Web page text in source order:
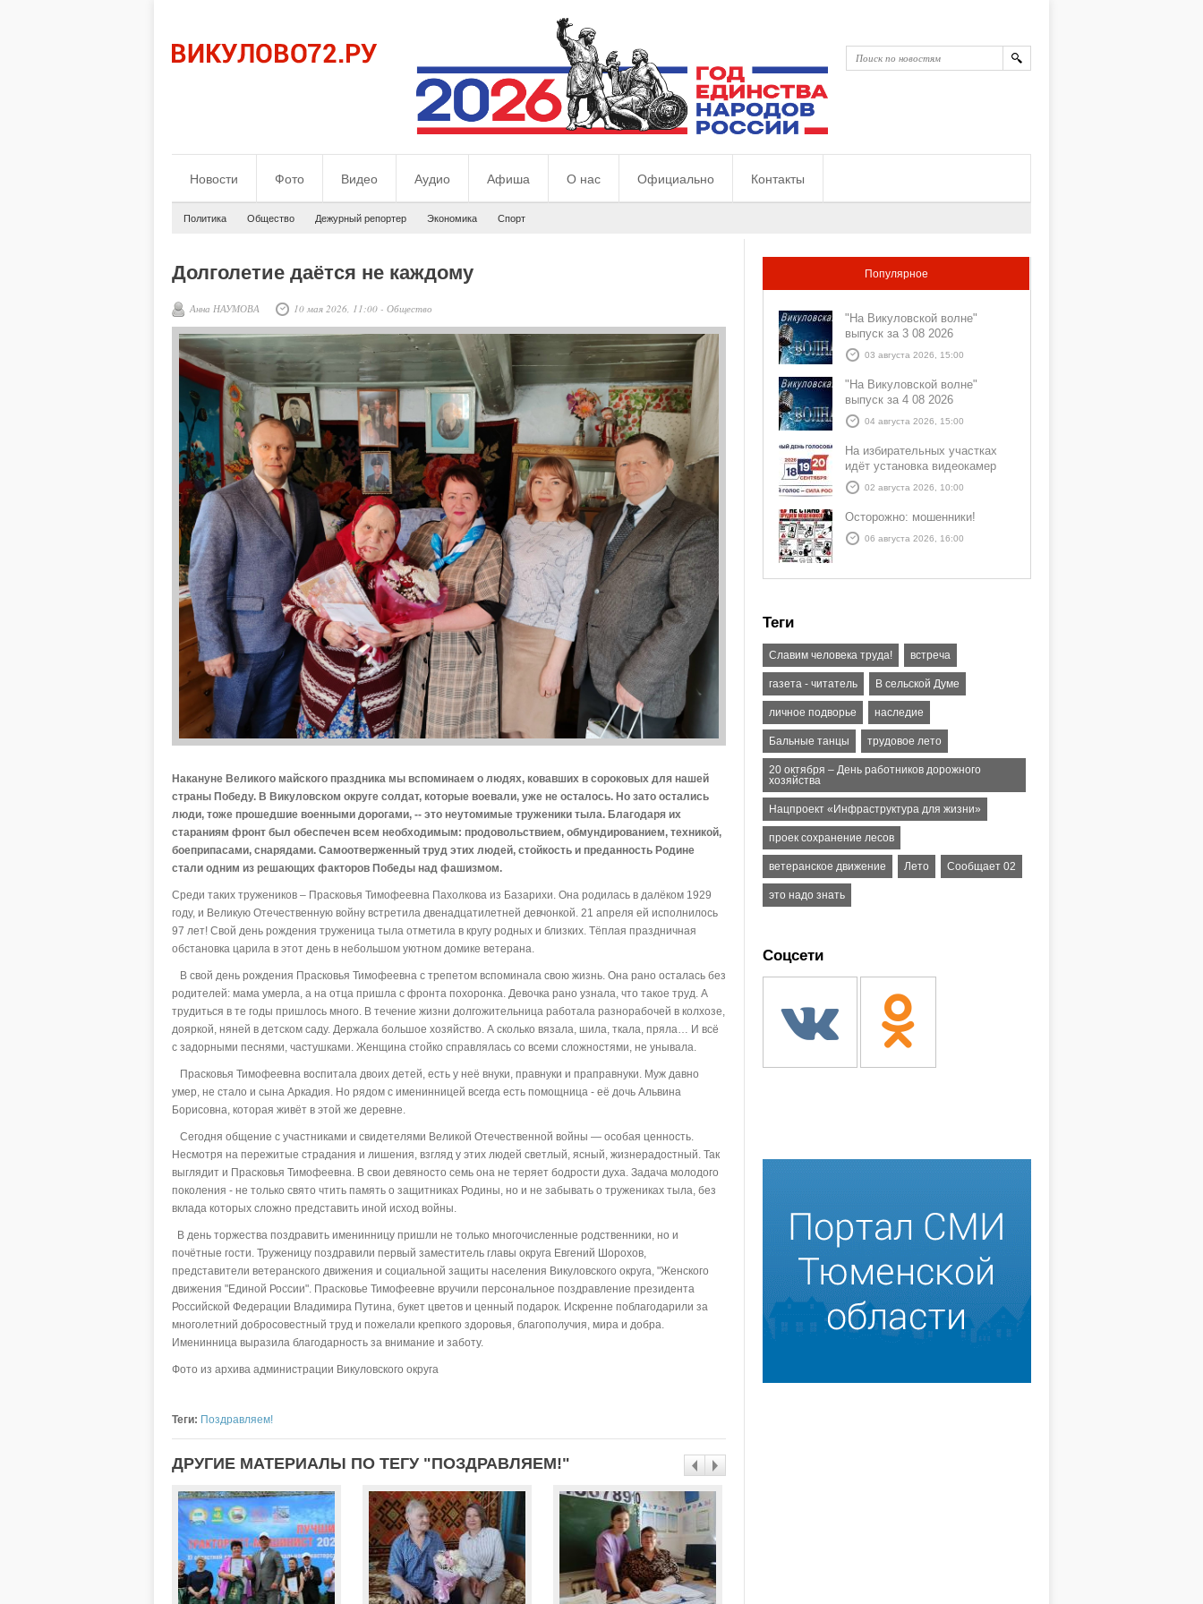
Новости Фото Видео Аудио Афиша О нас Официально Контакты
Политика Общество Дежурный репортер Экономика Спорт
Долголетие даётся не каждому
Анна НАУМОВА 10 мая 2026, 11:00 - Общество
Накануне Великого майского праздника мы вспоминаем о людях, ковавших в сороковых для нашей
страны Победу. В Викуловском округе солдат, которые воевали, уже не осталось. Но зато остались
люди, тоже прошедшие военными дорогами, -- это неутомимые труженики тыла. Благодаря их
стараниям фронт был обеспечен всем необходимым: продовольствием, обмундированием, техникой,
боеприпасами, снарядами. Самоотверженный труд этих людей, стойкость и преданность Родине
стали одним из решающих факторов Победы над фашизмом.
Среди таких тружеников – Прасковья Тимофеевна Пахолкова из Базарихи. Она родилась в далёком 1929
году, и Великую Отечественную войну встретила двенадцатилетней девчонкой. 21 апреля ей исполнилось
97 лет! Свой день рождения труженица тыла отметила в кругу родных и близких. Тёплая праздничная
обстановка царила в этот день в небольшом уютном домике ветерана.
В свой день рождения Прасковья Тимофеевна с трепетом вспоминала свою жизнь. Она рано осталась без
родителей: мама умерла, а на отца пришла с фронта похоронка. Девочка рано узнала, что такое труд. А
трудиться в те годы пришлось много. В течение жизни долгожительница работала разнорабочей в колхозе,
дояркой, няней в детском саду. Держала большое хозяйство. А сколько вязала, шила, ткала, пряла… И всё
с задорными песнями, частушками. Женщина стойко справлялась со всеми сложностями, не унывала.
Прасковья Тимофеевна воспитала двоих детей, есть у неё внуки, правнуки и праправнуки. Муж давно
умер, не стало и сына Аркадия. Но рядом с именинницей всегда есть помощница - её дочь Альвина
Борисовна, которая живёт в этой же деревне.
Сегодня общение с участниками и свидетелями Великой Отечественной войны — особая ценность.
Несмотря на пережитые страдания и лишения, взгляд у этих людей светлый, ясный, жизнерадостный. Так
выглядит и Прасковья Тимофеевна. В свои девяносто семь она не теряет бодрости духа. Задача молодого
поколения - не только свято чтить память о защитниках Родины, но и не забывать о тружениках тыла, без
вклада которых сложно представить иной исход войны.
В день торжества поздравить именинницу пришли не только многочисленные родственники, но и
почётные гости. Труженицу поздравили первый заместитель главы округа Евгений Шорохов,
представители ветеранского движения и социальной защиты населения Викуловского округа, "Женского
движения "Единой России". Прасковье Тимофеевне вручили персональное поздравление президента
Российской Федерации Владимира Путина, букет цветов и ценный подарок. Искренне поблагодарили за
многолетний добросовестный труд и пожелали крепкого здоровья, благополучия, мира и добра.
Именинница выразила благодарность за внимание и заботу.
Фото из архива администрации Викуловского округа
Теги: Поздравляем!
ДРУГИЕ МАТЕРИАЛЫ ПО ТЕГУ "ПОЗДРАВЛЯЕМ!"
Популярное
"На Викуловской волне"
выпуск за 3 08 2026
03 августа 2026, 15:00
"На Викуловской волне"
выпуск за 4 08 2026
04 августа 2026, 15:00
На избирательных участках
идёт установка видеокамер
02 августа 2026, 10:00
Осторожно: мошенники!
06 августа 2026, 16:00
Теги
Славим человека труда! встреча
газета - читатель В сельской Думе
личное подворье наследие
Бальные танцы трудовое лето
20 октября – День работников дорожного
хозяйства
Нацпроект «Инфраструктура для жизни»
проек сохранение лесов
ветеранское движение Лето Сообщает 02
это надо знать
Соцсети